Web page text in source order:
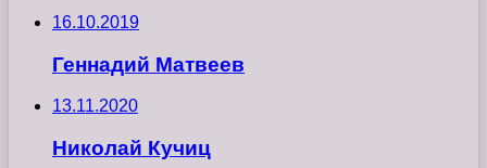
16.10.2019
Геннадий Матвеев
13.11.2020
Николай Кучиц